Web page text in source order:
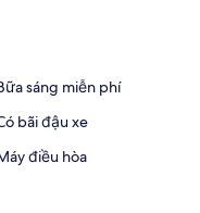
sáng miễn phí
bãi đậu xe
điều hòa